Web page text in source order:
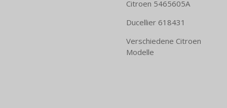
Citroen 5465605A
Ducellier 618431
Verschiedene Citroen
Modelle